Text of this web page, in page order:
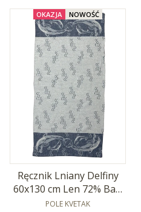
OKAZJA NOWOŚĆ
Ręcznik Lniany Delfiny
60x130 cm Len 72% Baw
28%
PRODUCENT
POLE KVETAK